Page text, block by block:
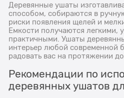
Деревянные ушаты
способом, собираются в
риски появления щелей и
Емкости получаются легкими,
практичными. Ушаты
интерьер любой современной
радовать вас на протяжении
Рекомендации по
деревянных ушатов